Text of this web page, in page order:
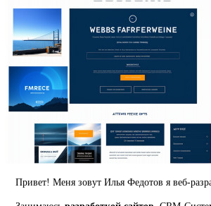
Привет! Меня зовут Илья Федотов я веб-